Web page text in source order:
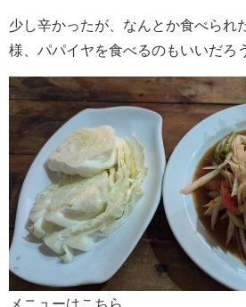
少し辛かったが、なんとか食べられ
様、パパイヤを食べるのもいいだろ
メニューはこちら。